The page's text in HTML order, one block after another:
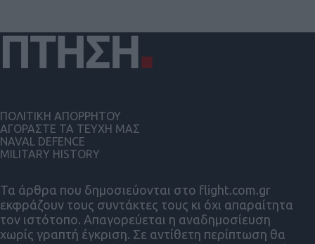
Τα άρθρα που δημοσιεύονται στο flight.com.gr
εκφράζουν τους συντάκτες τους κι όχι απαραίτητα
τον ιστότοπο. Απαγορεύεται η αναδημοσίευση
χωρίς γραπτή έγκριση. Σε αντίθετη περίπτωση θα
ΠΟΛΙΤΙΚΗ ΑΠΟΡΡΗΤΟΥ
ΑΓΟΡΑΣΤΕ ΤΑ ΤΕΥΧΗ ΜΑΣ
NAVAL DEFENCE
MILITARY HISTORY